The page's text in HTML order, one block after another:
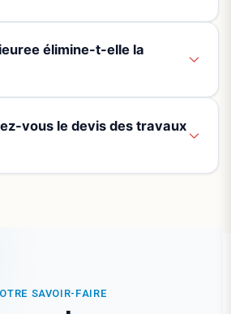
élimine-t-elle la
vous le devis des travaux
SAVOIR-FAIRE